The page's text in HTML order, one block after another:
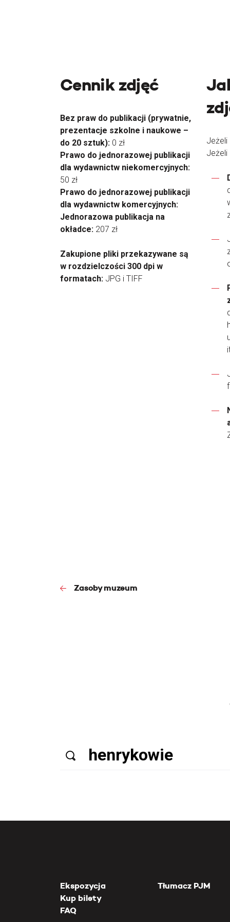
Cennik zdjęć
Bez praw do publikacji (prywatnie,
prezentacje szkolne i naukowe –
do 20 sztuk): 0 zł
Prawo do jednorazowej publikacji
dla wydawnictw niekomercyjnych:
50 zł
Prawo do jednorazowej publikacji
dla wydawnictw komercyjnych:
Jednorazowa publikacja na
okładce: 207 zł
Zakupione pliki przekazywane są
w rozdzielczości 300 dpi w
formatach: JPG i TIFF
Zasoby muzeum
Ekspozycja
Kup bilety
FAQ
Tłumacz PJM